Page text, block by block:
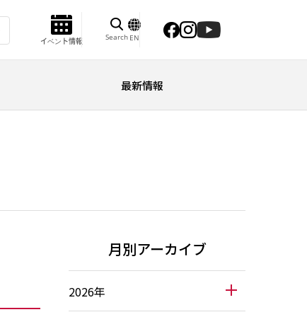
イベント情報 Search EN
最新情報
月別アーカイブ
2026年